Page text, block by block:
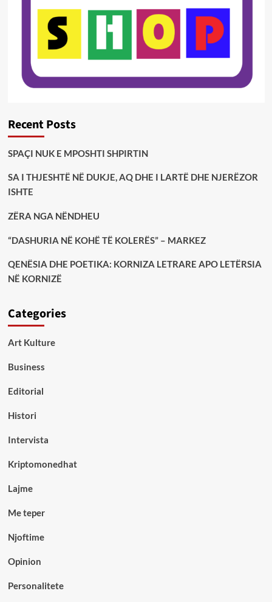
Recent Posts
SPAÇI NUK E MPOSHTI SHPIRTIN
SA I THJESHTË NË DUKJE, AQ DHE I LARTË DHE NJERËZOR
ISHTE
ZËRA NGA NËNDHEU
“DASHURIA NË KOHË TË KOLERËS” – MARKEZ
QENËSIA DHE POETIKA: KORNIZA LETRARE APO LETËRSIA
NË KORNIZË
Categories
Art Kulture
Business
Editorial
Histori
Intervista
Kriptomonedhat
Lajme
Me teper
Njoftime
Opinion
Personalitete